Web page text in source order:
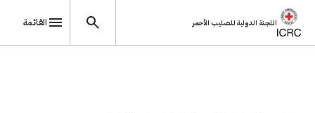
اللجنة الدولية للصليب الأحمر القائمة